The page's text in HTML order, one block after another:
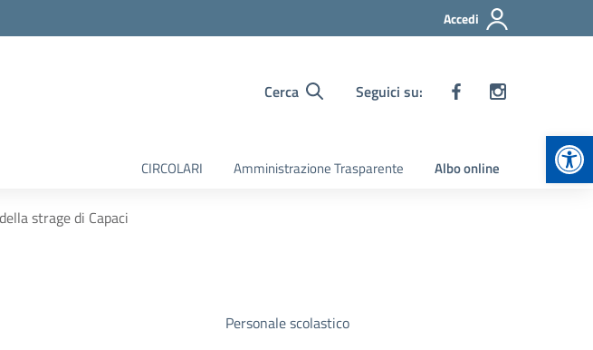
Accedi
Cerca Seguici su:
CIRCOLARI Amministrazione Trasparente Albo online
strage di Capaci
Personale scolastico